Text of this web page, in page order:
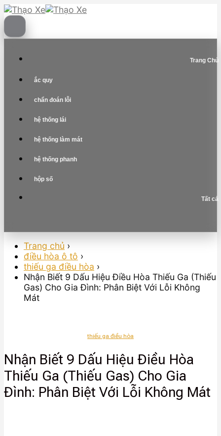
Skip
to
content
Trang Chủ
ắc quy
chẩn đoán lỗi
hệ thống lái
hệ thống làm mát
hệ thống phanh
hộp số
Tất cả
Trang chủ ›
điều hòa ô tô ›
thiếu ga điều hòa ›
Nhận Biết 9 Dấu Hiệu Điều Hòa Thiếu Ga (Thiếu
Gas) Cho Gia Đình: Phân Biệt Với Lỗi Không
Mát
thiếu ga điều hòa
Nhận Biết 9 Dấu Hiệu Điều Hòa
Thiếu Ga (Thiếu Gas) Cho Gia
Đình: Phân Biệt Với Lỗi Không Mát